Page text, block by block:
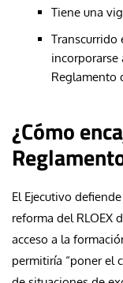
Tiene una
Transcurrido
incorporarse
Reglamento
¿Cómo
El Ejecutivo
reforma del RLOEX
acceso a la
permitiría “poner el